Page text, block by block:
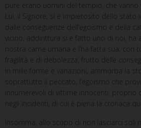
pure erano uomini del tempio, che vanno
Lui, il Signore, si è impietosito dello stato
dalle conseguenze dell’egoismo e della
vicino, addirittura si è fatto uno di noi, ha
nostra carne umana e l’ha fatta sua, con
fragilità e di debolezza, frutto delle
in mille forme e variazioni, ammorba la
soprattutto il peccato, l’egoismo che
innumerevoli di vittime innocenti, proprio
negli incidenti, di cui è piena la cronaca
Insomma, allo scopo di non lasciarci soli